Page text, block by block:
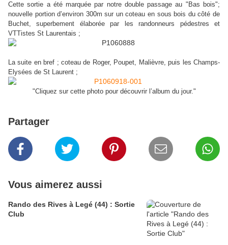
Cette sortie a été marquée par notre double passage au "Bas bois";
nouvelle portion d’environ 300m sur un coteau en sous bois du côté de
Buchet, superbement élaborée par les randonneurs pédestres et
VTTistes St Laurentais ;
La suite en bref ; coteau de Roger, Poupet, Malièvre, puis les Champs-
Elysées de St Laurent ;
"Cliquez sur cette photo pour découvrir l’album du jour."
Partager
Vous aimerez aussi
Rando des Rives à Legé (44) : Sortie
Club